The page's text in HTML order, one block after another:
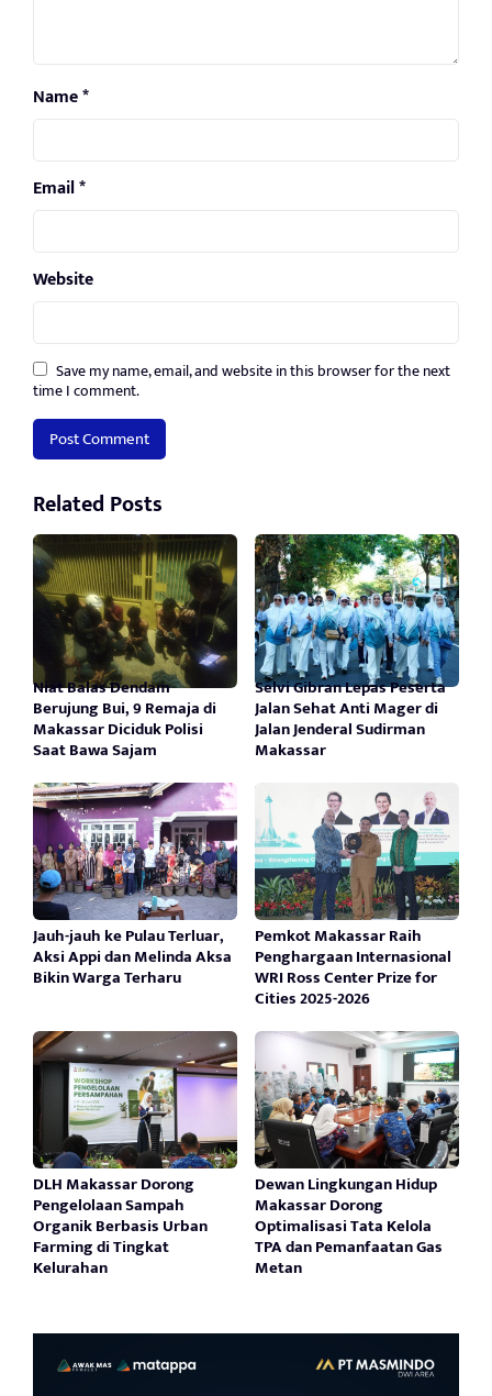
Name*
Email*
Website
Save my name, email, and website in this browser for the next
time I comment.
Related Posts
Niat Balas Dendam
Berujung Bui, 9 Remaja di
Makassar Diciduk Polisi
Saat Bawa Sajam
Selvi Gibran Lepas Peserta
Jalan Sehat Anti Mager di
Jalan Jenderal Sudirman
Makassar
Jauh-jauh ke Pulau Terluar,
Aksi Appi dan Melinda Aksa
Bikin Warga Terharu
Pemkot Makassar Raih
Penghargaan Internasional
WRI Ross Center Prize for
Cities 2025-2026
DLH Makassar Dorong
Pengelolaan Sampah
Organik Berbasis Urban
Farming di Tingkat
Kelurahan
Dewan Lingkungan Hidup
Makassar Dorong
Optimalisasi Tata Kelola
TPA dan Pemanfaatan Gas
Metan